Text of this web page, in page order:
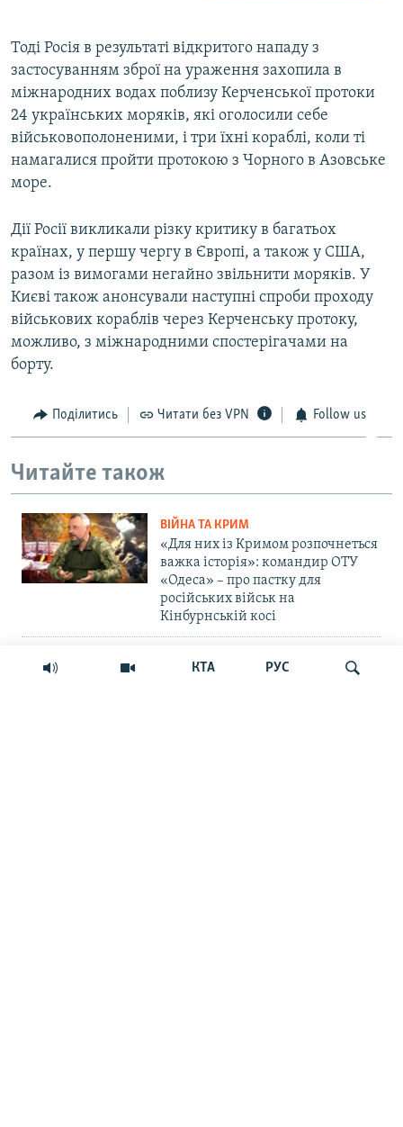
КТА РУС
Тоді Росія в результаті відкритого нападу з
застосуванням зброї на ураження захопила в
міжнародних водах поблизу Керченської протоки
24 українських моряків, які оголосили себе
військовополоненими, і три їхні кораблі, коли ті
намагалися пройти протокою з Чорного в Азовське
море.
Дії Росії викликали різку критику в багатьох
країнах, у першу чергу в Європі, а також у США,
разом із вимогами негайно звільнити моряків. У
Києві також анонсували наступні спроби проходу
військових кораблів через Керченську протоку,
можливо, з міжнародними спостерігачами на
борту.
Поділитись Читати без VPN Follow us
Читайте також
ВІЙНА ТА КРИМ
«Для них із Кримом розпочнеться
важка історія»: командир ОТУ
«Одеса» – про пастку для
російських військ на
Кінбурнській косі
ПРАВА ЛЮДИНИ